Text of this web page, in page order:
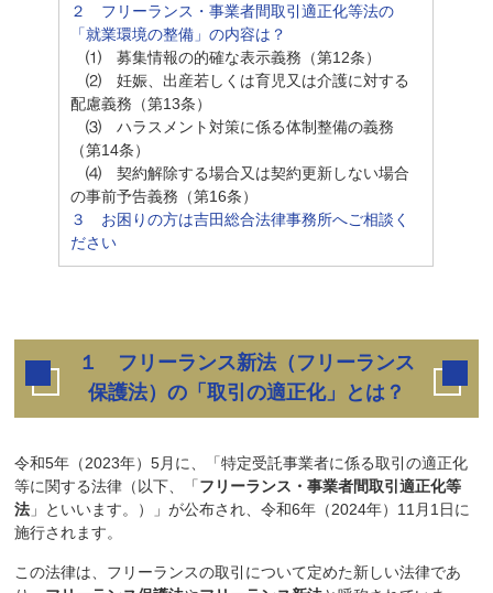
２ フリーランス・事業者間取引適正化等法の
「就業環境の整備」の内容は？
⑴ 募集情報の的確な表示義務（第12条）
⑵ 妊娠、出産若しくは育児又は介護に対する
配慮義務（第13条）
⑶ ハラスメント対策に係る体制整備の義務
（第14条）
⑷ 契約解除する場合又は契約更新しない場合
の事前予告義務（第16条）
３ お困りの方は吉田総合法律事務所へご相談く
ださい
１ フリーランス新法（フリーランス
保護法）の「取引の適正化」とは？
令和5年（2023年）5月に、「特定受託事業者に係る取引の適正化
等に関する法律（以下、「フリーランス・事業者間取引適正化等
法 」といいます。）」が公布され、令和6年（2024年）11月1日に
施行されます。
この法律は、フリーランスの取引について定めた新しい法律であ